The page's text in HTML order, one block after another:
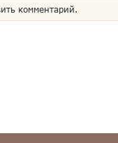
комментарий.